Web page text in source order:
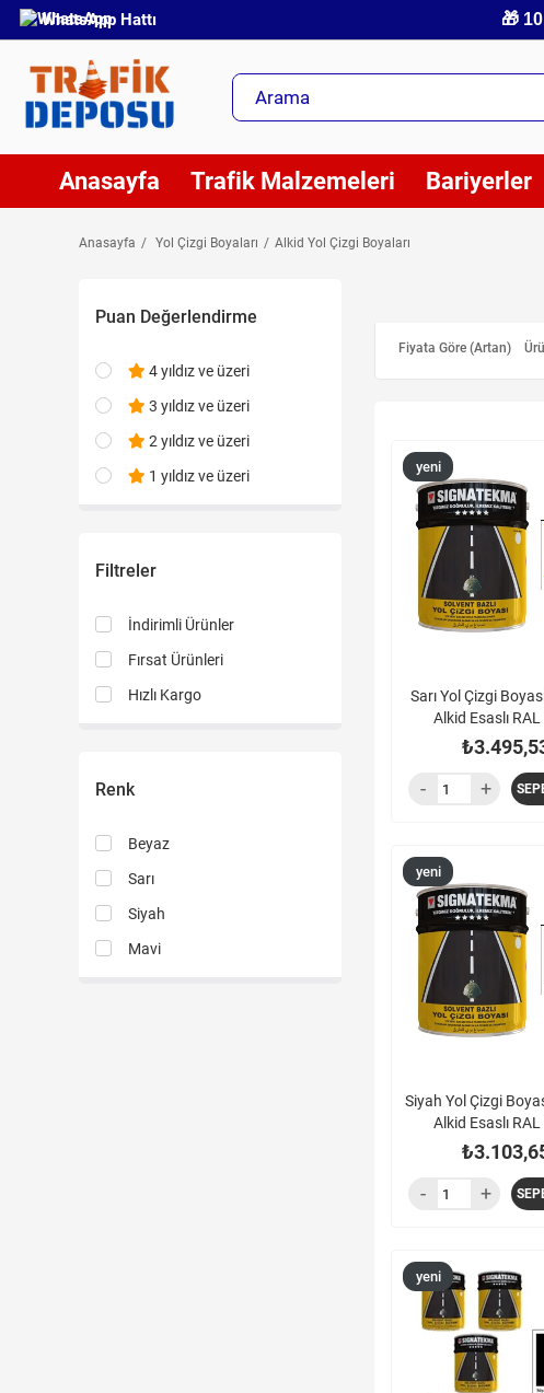
WhatsApp Hattı 🎁
Anasayfa Trafik Malzemeleri Bariyerler
Anasayfa Yol Çizgi Boyaları Alkid Yol Çizgi Boyaları
Puan Değerlendirme
4 yıldız ve üzeri
3 yıldız ve üzeri
2 yıldız ve üzeri
1 yıldız ve üzeri
Filtreler
İndirimli Ürünler
Fırsat Ürünleri
Hızlı Kargo
Renk
Beyaz
Sarı
Siyah
Mavi
Fiyata Göre (Artan)
Sarı Yol Çizgi
Alkid Esaslı
yeni
ürün
Siyah Yol Çizgi
Alkid Esaslı
yeni
ürün
yeni
ürün